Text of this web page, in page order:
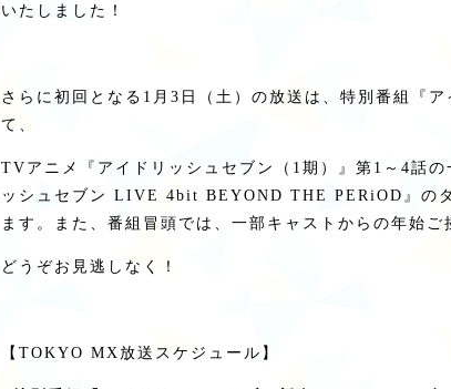
いたしました！
さらに初回となる1月3日（土）の放送は、特別番組『
て、
TVアニメ『アイドリッシュセブン（1期）』第1～4話
ッシュセブン LIVE 4bit BEYOND THE PERiOD』の
ます。また、番組冒頭では、一部キャストからの年始ご
どうぞお見逃しなく！
【TOKYO MX放送スケジュール】